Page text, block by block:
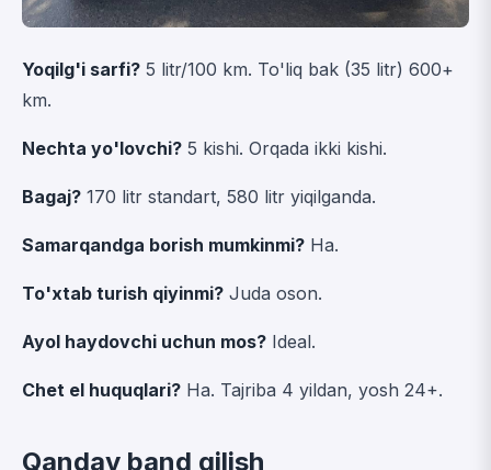
Yoqilg'i sarfi? 5 litr/100 km. To'liq bak (35 litr) 600+
km.
Nechta yo'lovchi? 5 kishi. Orqada ikki kishi.
Bagaj? 170 litr standart, 580 litr yiqilganda.
Samarqandga borish mumkinmi? Ha.
To'xtab turish qiyinmi? Juda oson.
Ayol haydovchi uchun mos? Ideal.
Chet el huquqlari? Ha. Tajriba 4 yildan, yosh 24+.
Qanday band qilish